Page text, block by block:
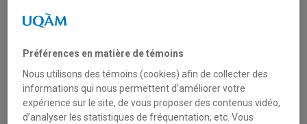
Préférences en matière de témoins
Nous utilisons des témoins (cookies) afin de collecter des
informations qui nous permettent d’améliorer votre
expérience sur le site, de vous proposer des contenus vidéo,
d’analyser les statistiques de fréquentation, etc. Vous